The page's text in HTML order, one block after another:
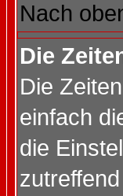
Nach
Die
Die
einfach
die